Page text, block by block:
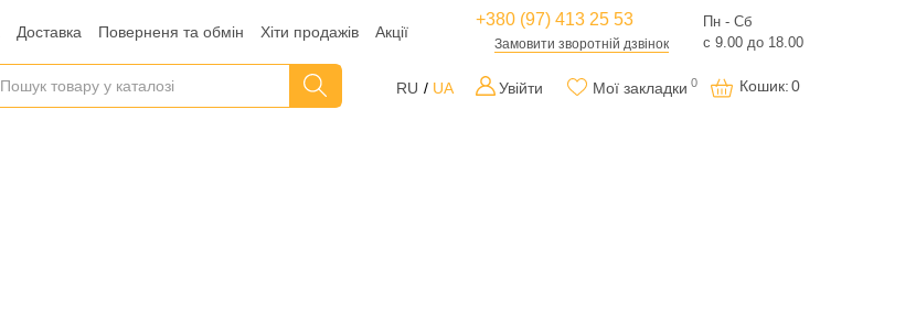
Доставка Поверненя та обмін Хіти продажів Акції
+380 (97) 413 25 53
Замовити зворотній дзвінок
Пн - Сб
с 9.00 до 18.00
RU UA Увійти Мої закладки 0 Кошик: 0